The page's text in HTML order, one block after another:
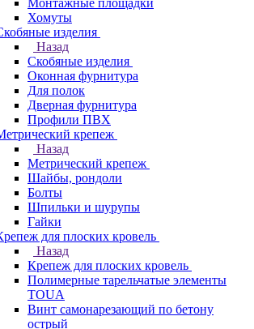
Монтажные площадки
Хомуты
изделия
Назад
Скобяные изделия
Оконная фурнитура
Для полок
Дверная фурнитура
Профили ПВХ
крепеж
Назад
Метрический крепеж
Шайбы, рондоли
Болты
Шпильки и шурупы
Гайки
для плоских кровель
Назад
Крепеж для плоских кровель
Полимерные тарельчатые элементы
TOUA
Винт самонарезающий по бетону
острый